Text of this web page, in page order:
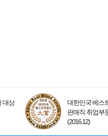
대상
대한민국 베스
판매직 취업부
(2016.12)